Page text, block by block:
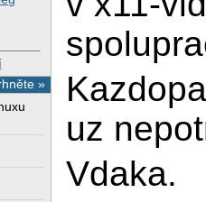
»
uz
Vdaka.